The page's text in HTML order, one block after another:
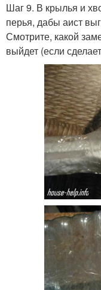
Шаг 9. В крылья и
перья, дабы аист
Смотрите, какой
выйдет (если